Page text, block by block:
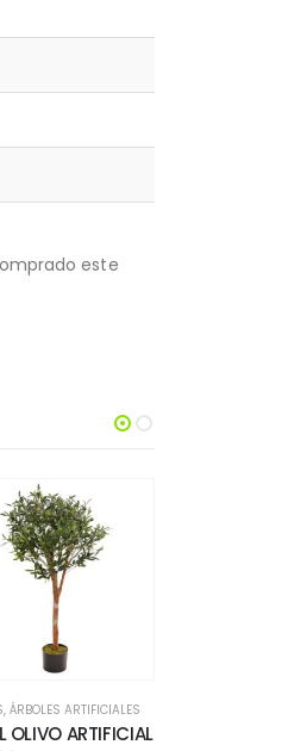
este
, ÁRBOLES ARTIFICIALES
OLIVO ARTIFICIAL